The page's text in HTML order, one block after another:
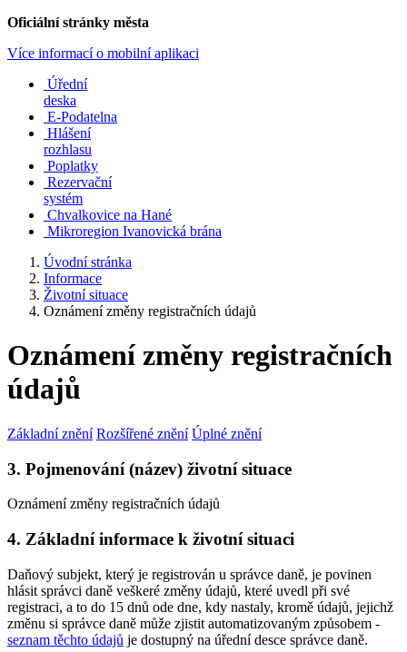
Oficiální stránky města
Více informací o mobilní aplikaci
Úřední
deska
E-Podatelna
Hlášení
rozhlasu
Poplatky
Rezervační
systém
Chvalkovice na Hané
Mikroregion Ivanovická brána
Úvodní stránka
Informace
Životní situace
Oznámení změny registračních údajů
Oznámení změny registračních
údajů
Základní znění Rozšířené znění Úplné znění
3. Pojmenování (název) životní situace
Oznámení změny registračních údajů
4. Základní informace k životní situaci
Daňový subjekt, který je registrován u správce daně, je povinen
hlásit správci daně veškeré změny údajů, které uvedl při své
registraci, a to do 15 dnů ode dne, kdy nastaly, kromě údajů, jejichž
změnu si správce daně může zjistit automatizovaným způsobem -
seznam těchto údajů je dostupný na úřední desce správce daně.